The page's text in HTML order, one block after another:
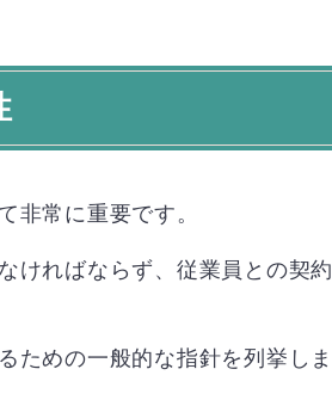
非常に重要です。
ければならず、従業員との契
ための一般的な指針を列挙しま